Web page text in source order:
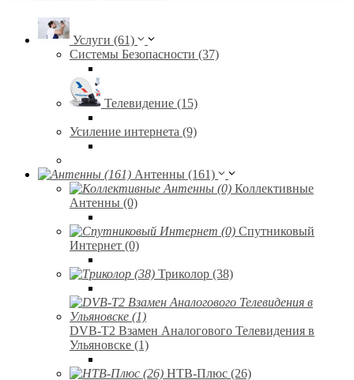
Услуги (61)
Системы Безопасности (37)
Телевидение (15)
Усиление интернета (9)
Антенны (161)
Коллективные
Антенны (0)
Спутниковый
Интернет (0)
Триколор (38)
DVB-T2 Взамен Аналогового Телевидения в
Ульяновске (1)
НТВ-Плюс (26)